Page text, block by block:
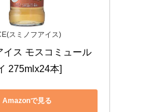
スミノフアイス)
イス モスコミュール
275mlx24本]
Amazonで見る